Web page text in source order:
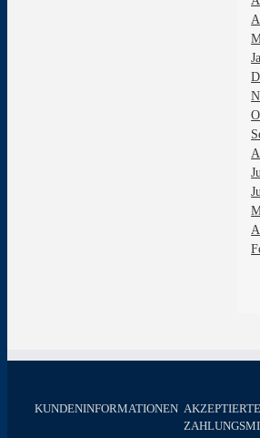
KUNDENINFORMATIONEN AKZEPTIERTE